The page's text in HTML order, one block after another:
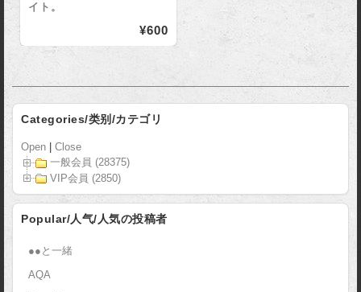
イト。
¥600
Categories/类别/カテゴリ
Open
Close
一般会員 (28375)
VIP会員 (2850)
Popular/人气/人気の投稿者
●●と一緒
AQA